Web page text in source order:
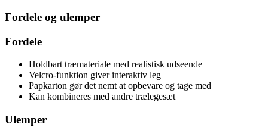
Fordele og ulemper
Fordele
Holdbart træmateriale med realistisk udseende
Velcro-funktion giver interaktiv leg
Papkarton gør det nemt at opbevare og tage med
Kan kombineres med andre trælegesæt
Ulemper